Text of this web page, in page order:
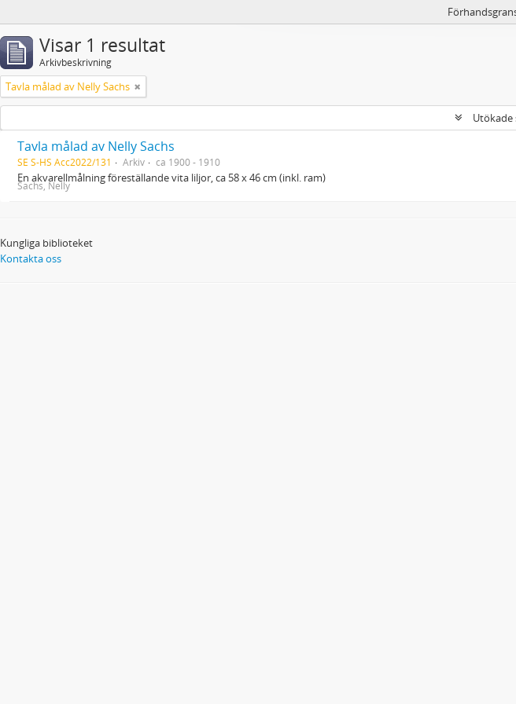
Visar 1 resultat
Arkivbeskrivning
Tavla målad av Nelly Sachs
Tavla målad av Nelly Sachs
SE S-HS Acc2022/131 Arkiv ca 1900 - 1910
En akvarellmålning föreställande vita liljor, ca 58 x 46 cm (inkl. ram)
Sachs, Nelly
Kungliga biblioteket
Kontakta oss